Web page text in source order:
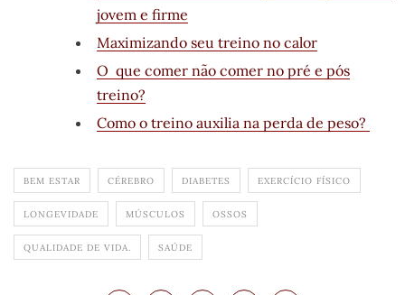
jovem e firme
Maximizando seu treino no calor
O que comer não comer no pré e pós
treino?
Como o treino auxilia na perda de peso?
BEM ESTAR CÉREBRO DIABETES EXERCÍCIO FÍSICO
LONGEVIDADE MÚSCULOS OSSOS
QUALIDADE DE VIDA. SAÚDE